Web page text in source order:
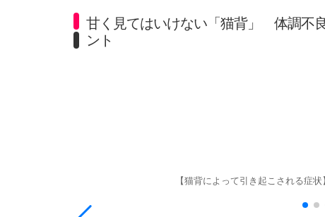
甘く見てはいけない「猫背」 体調不
ント
【猫背によって引き起こされる症状